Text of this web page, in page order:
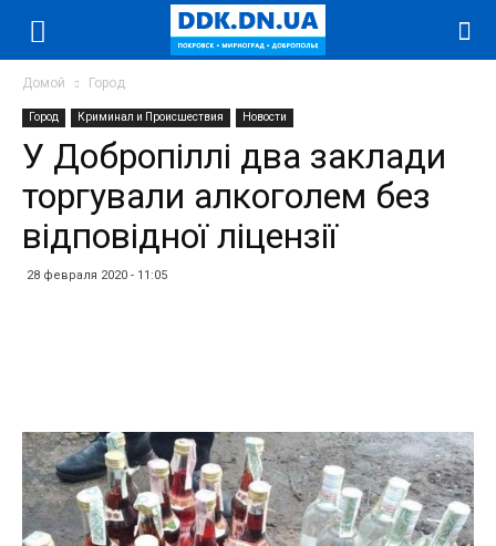
Домой Город
Город Криминал и Происшествия Новости
У Добропіллі два заклади
торгували алкоголем без
відповідної ліцензії
28 февраля 2020 - 11:05